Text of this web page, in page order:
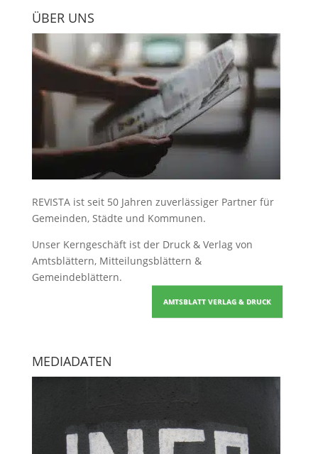
ÜBER UNS
REVISTA ist seit 50 Jahren zuverlässiger Partner für
Gemeinden, Städte und Kommunen.
Unser Kerngeschäft ist der Druck & Verlag von
Amtsblättern, Mitteilungsblättern &
Gemeindeblättern.
AMTSBLATT VERLAG & DRUCK
MEDIADATEN